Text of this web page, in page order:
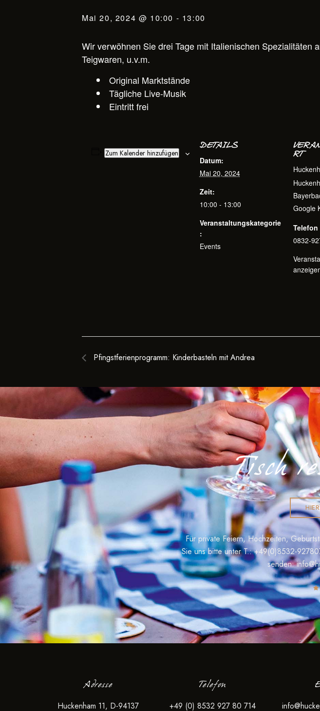
Mai 20, 2024 @ 10:00 - 13:00
Wir verwöhnen Sie drei Tage mit Italienischen Spezialitäten
Teigwaren, u.v.m.
Original Marktstände
Tägliche Live-Musik
Eintritt frei
Zum Kalender hinzufügen
DETAILS
Datum:
Mai 20, 2024
Zeit:
10:00 - 13:00
Veranstaltungskategorie
:
Events
RT
Google
Telefon
0832-
Pfingstferienprogramm: Kinderbasteln mit Andrea
Tisch
Für private Feiern, Hochzeiten,
Sie uns bitte unter T.:+49(0)8532-
senden:
Adresse
Huckenham 11, D-94137
Telefon
+49 (0) 8532 927 80 714